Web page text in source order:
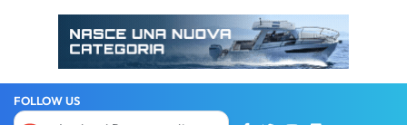
FOLLOW US